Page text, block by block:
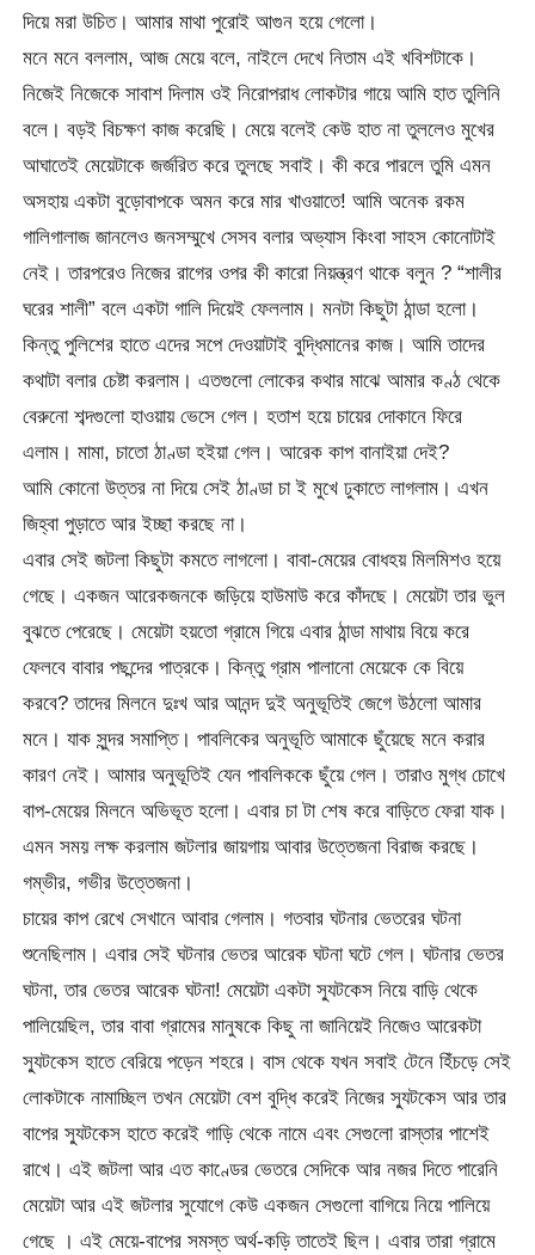
দিয়ে মরা উচিত। আমার মাথা পুরোই আগুন হয়ে গেলো।
মনে মনে বললাম, আজ মেয়ে বলে, নাইলে দেখে নিতাম এই খবিশটাকে।
নিজেই নিজেকে সাবাশ দিলাম ওই নিরোপরাধ লোকটার গায়ে আমি হাত তুলিনি
বলে। বড়ই বিচক্ষণ কাজ করেছি। মেয়ে বলেই কেউ হাত না তুললেও মুখের
আঘাতেই মেয়েটাকে জর্জরিত করে তুলছে সবাই। কী করে পারলে তুমি এমন
অসহায় একটা বুড়োবাপকে অমন করে মার খাওয়াতে! আমি অনেক রকম
গালিগালাজ জানলেও জনসম্মুখে সেসব বলার অভ্যাস কিংবা সাহস কোনোটাই
নেই। তারপরেও নিজের রাগের ওপর কী কারো নিয়ন্ত্রণ থাকে বলুন ? “শালীর
ঘরের শালী” বলে একটা গালি দিয়েই ফেললাম। মনটা কিছুটা ঠান্ডা হলো।
কিন্তু পুলিশের হাতে এদের সপে দেওয়াটাই বুদ্ধিমানের কাজ। আমি তাদের
কথাটা বলার চেষ্টা করলাম। এতগুলো লোকের কথার মাঝে আমার কণ্ঠ থেকে
বেরুনো শব্দগুলো হাওয়ায় ভেসে গেল। হতাশ হয়ে চায়ের দোকানে ফিরে
এলাম। মামা, চাতো ঠাণ্ডা হইয়া গেল। আরেক কাপ বানাইয়া দেই?
আমি কোনো উত্তর না দিয়ে সেই ঠাণ্ডা চা ই মুখে ঢুকাতে লাগলাম। এখন
জিহ্বা পুড়াতে আর ইচ্ছা করছে না।
এবার সেই জটলা কিছুটা কমতে লাগলো। বাবা-মেয়ের বোধহয় মিলমিশও হয়ে
গেছে। একজন আরেকজনকে জড়িয়ে হাউমাউ করে কাঁদছে। মেয়েটা তার ভুল
বুঝতে পেরেছে। মেয়েটা হয়তো গ্রামে গিয়ে এবার ঠান্ডা মাথায় বিয়ে করে
ফেলবে বাবার পছন্দের পাত্রকে। কিন্তু গ্রাম পালানো মেয়েকে কে বিয়ে
করবে? তাদের মিলনে দুঃখ আর আনন্দ দুই অনুভূতিই জেগে উঠলো আমার
মনে। যাক সুন্দর সমাপ্তি। পাবলিকের অনুভূতি আমাকে ছুঁয়েছে মনে করার
কারণ নেই। আমার অনুভূতিই যেন পাবলিককে ছুঁয়ে গেল। তারাও মুগ্ধ চোখে
বাপ-মেয়ের মিলনে অভিভূত হলো। এবার চা টা শেষ করে বাড়িতে ফেরা যাক।
এমন সময় লক্ষ করলাম জটলার জায়গায় আবার উত্তেজনা বিরাজ করছে।
গম্ভীর, গভীর উত্তেজনা।
চায়ের কাপ রেখে সেখানে আবার গেলাম। গতবার ঘটনার ভেতরের ঘটনা
শুনেছিলাম। এবার সেই ঘটনার ভেতর আরেক ঘটনা ঘটে গেল। ঘটনার ভেতর
ঘটনা, তার ভেতর আরেক ঘটনা! মেয়েটা একটা স্যুটকেস নিয়ে বাড়ি থেকে
পালিয়েছিল, তার বাবা গ্রামের মানুষকে কিছু না জানিয়েই নিজেও আরেকটা
স্যুটকেস হাতে বেরিয়ে পড়েন শহরে। বাস থেকে যখন সবাই টেনে হিঁচড়ে সেই
লোকটাকে নামাচ্ছিল তখন মেয়েটা বেশ বুদ্ধি করেই নিজের স্যুটকেস আর তার
বাপের স্যুটকেস হাতে করেই গাড়ি থেকে নামে এবং সেগুলো রাস্তার পাশেই
রাখে। এই জটলা আর এত কাণ্ডের ভেতরে সেদিকে আর নজর দিতে পারেনি
মেয়েটা আর এই জটলার সুযোগে কেউ একজন সেগুলো বাগিয়ে নিয়ে পালিয়ে
গেছে । এই মেয়ে-বাপের সমস্ত অর্থ-কড়ি তাতেই ছিল। এবার তারা গ্রামে